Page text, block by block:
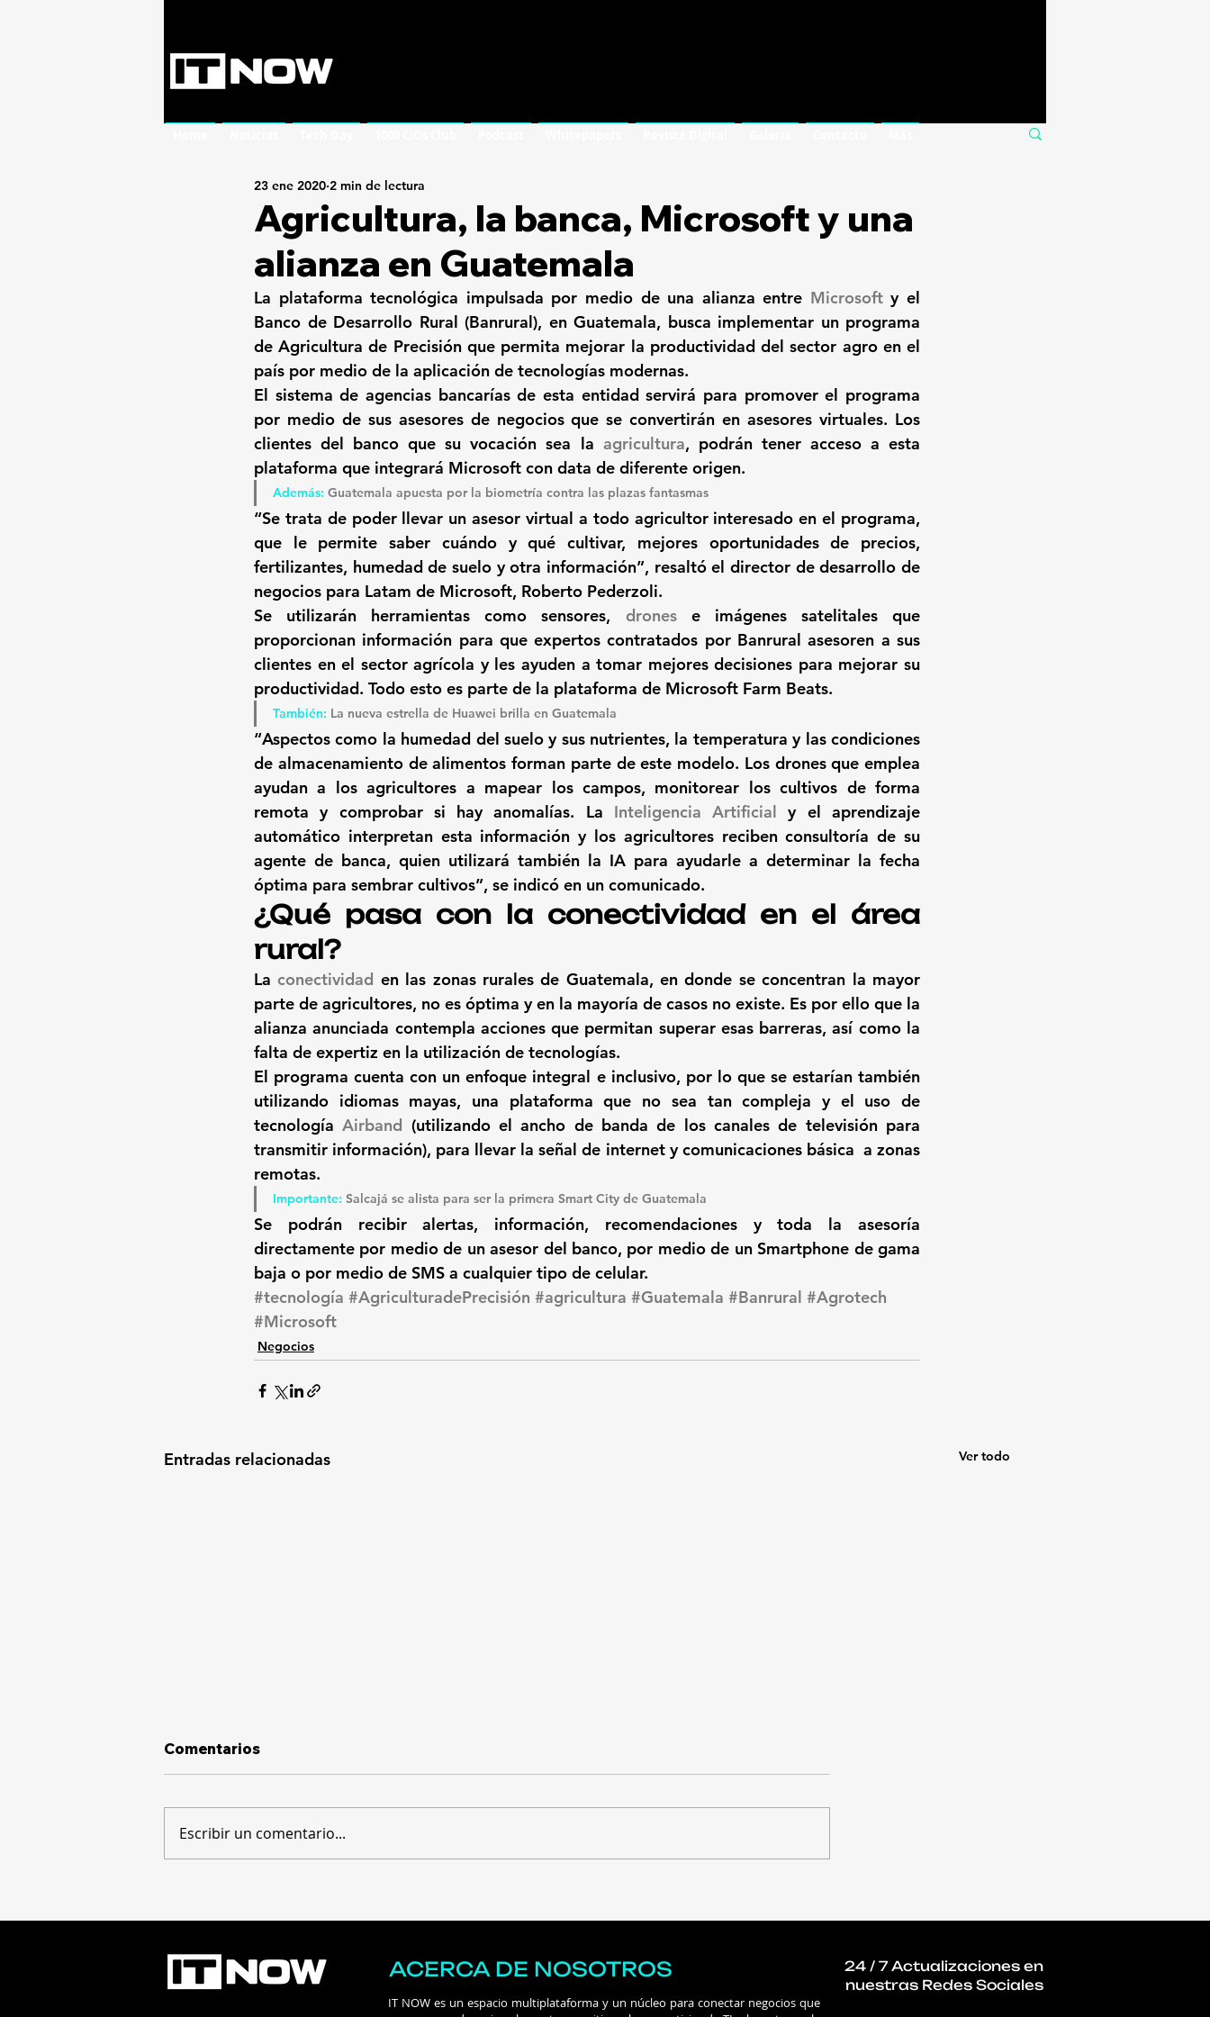
Agricultura, la banca, Microsoft y una
alianza en Guatemala
23 ene 2020 2 min de lectura
La plataforma tecnológica impulsada por medio de una alianza entre Microsoft y el
Banco de Desarrollo Rural (Banrural), en Guatemala, busca implementar un programa
de Agricultura de Precisión que permita mejorar la productividad del sector agro en el
país por medio de la aplicación de tecnologías modernas.
El sistema de agencias bancarías de esta entidad servirá para promover el programa
por medio de sus asesores de negocios que se convertirán en asesores virtuales. Los
clientes del banco que su vocación sea la agricultura, podrán tener acceso a esta
plataforma que integrará Microsoft con data de diferente origen.
Además: Guatemala apuesta por la biometría contra las plazas fantasmas
“Se trata de poder llevar un asesor virtual a todo agricultor interesado en el programa,
que le permite saber cuándo y qué cultivar, mejores oportunidades de precios,
fertilizantes, humedad de suelo y otra información”, resaltó el director de desarrollo de
negocios para Latam de Microsoft, Roberto Pederzoli.
Se utilizarán herramientas como sensores, drones e imágenes satelitales que
proporcionan información para que expertos contratados por Banrural asesoren a sus
clientes en el sector agrícola y les ayuden a tomar mejores decisiones para mejorar su
productividad. Todo esto es parte de la plataforma de Microsoft Farm Beats.
También: La nueva estrella de Huawei brilla en Guatemala
“Aspectos como la humedad del suelo y sus nutrientes, la temperatura y las condiciones
de almacenamiento de alimentos forman parte de este modelo. Los drones que emplea
ayudan a los agricultores a mapear los campos, monitorear los cultivos de forma
remota y comprobar si hay anomalías. La Inteligencia Artificial y el aprendizaje
automático interpretan esta información y los agricultores reciben consultoría de su
agente de banca, quien utilizará también la IA para ayudarle a determinar la fecha
óptima para sembrar cultivos”, se indicó en un comunicado.
¿Qué pasa con la conectividad en el área
rural?
La conectividad en las zonas rurales de Guatemala, en donde se concentran la mayor
parte de agricultores, no es óptima y en la mayoría de casos no existe. Es por ello que la
alianza anunciada contempla acciones que permitan superar esas barreras, así como la
falta de expertiz en la utilización de tecnologías.
El programa cuenta con un enfoque integral e inclusivo, por lo que se estarían también
utilizando idiomas mayas, una plataforma que no sea tan compleja y el uso de
tecnología Airband (utilizando el ancho de banda de los canales de televisión para
transmitir información), para llevar la señal de internet y comunicaciones básica  a zonas
remotas.
Importante: Salcajá se alista para ser la primera Smart City de Guatemala
Se podrán recibir alertas, información, recomendaciones y toda la asesoría
directamente por medio de un asesor del banco, por medio de un Smartphone de gama
baja o por medio de SMS a cualquier tipo de celular.
#tecnología #AgriculturadePrecisión #agricultura #Guatemala #Banrural #Agrotech
#Microsoft
Negocios
Entradas relacionadas Ver todo
tecnología
Comentarios
Escribir un comentario...
ACERCA DE NOSOTROS
IT NOW es un espacio multiplataforma y un núcleo para conectar negocios que
24 / 7 Actualizaciones en
nuestras Redes Sociales